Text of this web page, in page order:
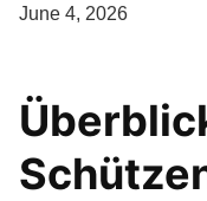
June 4, 2026